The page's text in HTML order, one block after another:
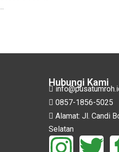
Hubungi Kami
0857-1856-5025
Alamat: Jl. Candi
Selatan